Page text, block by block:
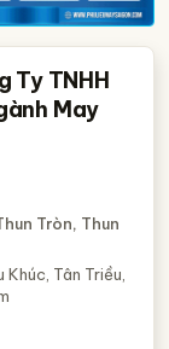
Ty TNHH
May
Tròn, Thun
Khúc, Tân Triều,